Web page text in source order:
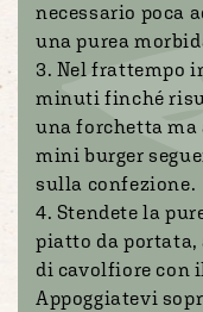
necessario poca
una purea
3. Nel frattempo
minuti finché
una forchetta ma
mini burger
sulla confezione.
4. Stendete la
piatto da portata,
di cavolfiore con
Appoggiatevi